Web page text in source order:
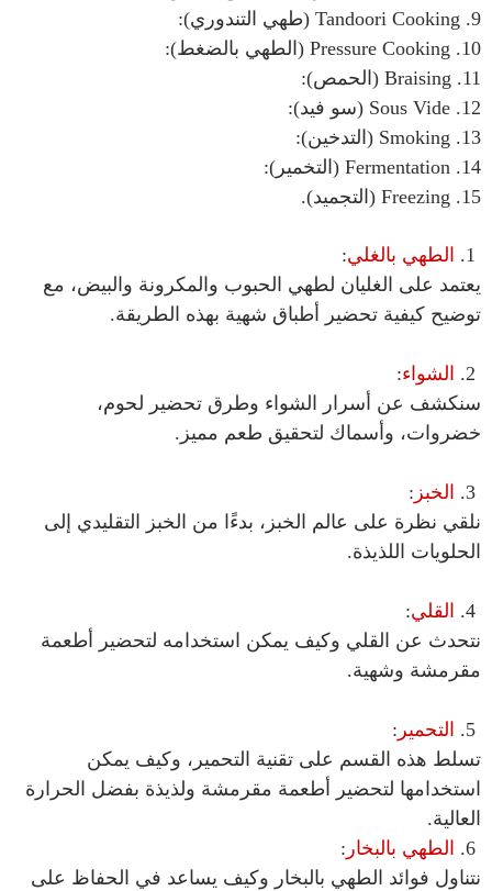
9. Tandoori Cooking (طهي التندوري):
10. Pressure Cooking (الطهي بالضغط):
11. Braising (الحمص):
12. Sous Vide (سو فيد):
13. Smoking (التدخين):
14. Fermentation (التخمير):
15. Freezing (التجميد).
الطهي بالغلي:
يعتمد على الغليان لطهي الحبوب والمكرونة والبيض، مع
توضيح كيفية تحضير أطباق شهية بهذه الطريقة.
الشواء:
سنكشف عن أسرار الشواء وطرق تحضير لحوم،
خضروات، وأسماك لتحقيق طعم مميز.
الخبز :
نلقي نظرة على عالم الخبز، بدءًا من الخبز التقليدي إلى
الحلويات اللذيذة.
القلي:
نتحدث عن القلي وكيف يمكن استخدامه لتحضير أطعمة
مقرمشة وشهية.
التحمير :
تسلط هذه القسم على تقنية التحمير، وكيف يمكن
استخدامها لتحضير أطعمة مقرمشة ولذيذة بفضل الحرارة
العالية.
الطهي بالبخار :
نتناول فوائد الطهي بالبخار وكيف يساعد في الحفاظ على